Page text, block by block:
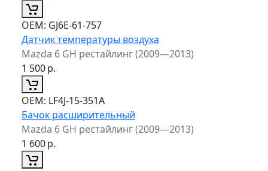
ОЕМ: GJ6E-61-757
Датчик температуры воздуха
Mazda 6 GH рестайлинг (2009—2013)
1 500р.
ОЕМ: LF4J-15-351A
Бачок расширительный
Mazda 6 GH рестайлинг (2009—2013)
1 600р.